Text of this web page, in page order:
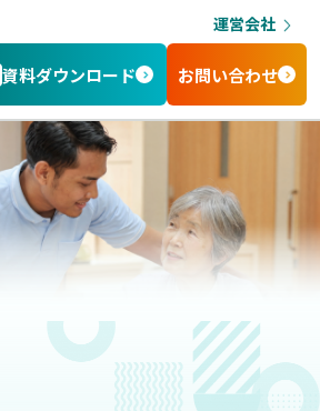
運営会社
資料ダウンロード お問い合わせ